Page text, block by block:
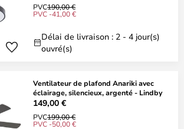
PVC190,00 €
PVC -41,00 €
Délai de livraison : 2 - 4 jour(s)
ouvré(s)
Ventilateur de plafond Anariki avec
éclairage, silencieux, argenté - Lindby
149,00 €
PVC199,00 €
PVC -50,00 €